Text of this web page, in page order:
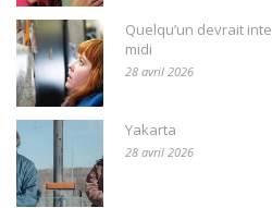
Quelqu’un devrait
midi
28 avril 2026
Yakarta
28 avril 2026